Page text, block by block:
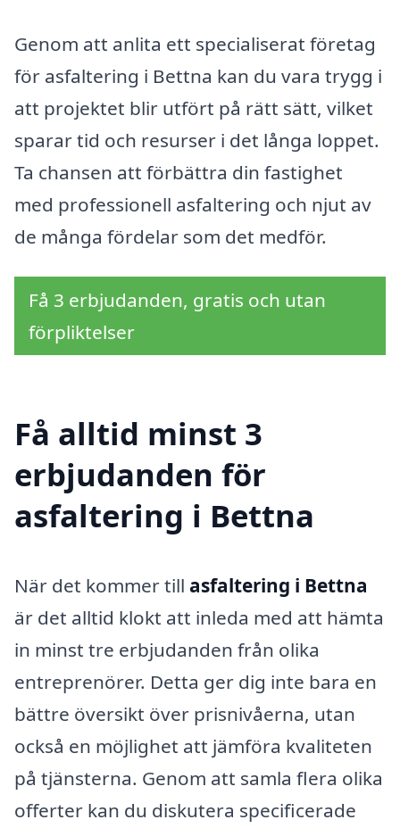
Genom att anlita ett specialiserat företag
för asfaltering i Bettna kan du vara trygg i
att projektet blir utfört på rätt sätt, vilket
sparar tid och resurser i det långa loppet.
Ta chansen att förbättra din fastighet
med professionell asfaltering och njut av
de många fördelar som det medför.
Få 3 erbjudanden, gratis och utan
förpliktelser
Få alltid minst 3
erbjudanden för
asfaltering i Bettna
När det kommer till asfaltering i Bettna
är det alltid klokt att inleda med att hämta
in minst tre erbjudanden från olika
entreprenörer. Detta ger dig inte bara en
bättre översikt över prisnivåerna, utan
också en möjlighet att jämföra kvaliteten
på tjänsterna. Genom att samla flera olika
offerter kan du diskutera specificerade